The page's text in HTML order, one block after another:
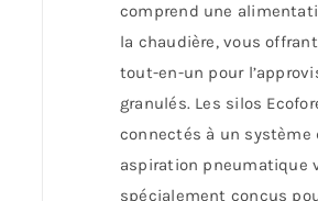
comprend une
la chaudière, vous
tout-en-un pour
granulés. Les silos
connectés à un système
aspiration pneumatique
spécialement conçus